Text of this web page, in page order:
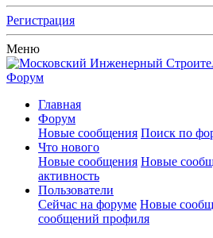
Регистрация
Меню
Главная
Форум
Новые сообщения Поиск по
Что нового
Новые сообщения Новые
активность
Пользователи
Сейчас на форуме Новые
сообщений профиля